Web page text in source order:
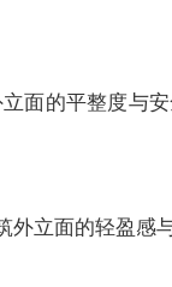
面的平整度与
立面的轻盈感